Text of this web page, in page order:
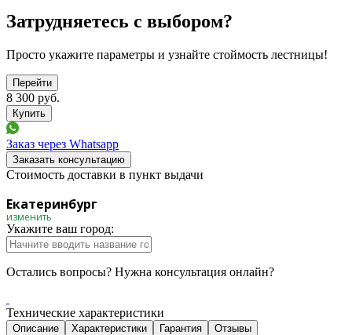
Затрудняетесь с выбором?
Просто укажите параметры и узнайте стоймость лестницы!
Перейти
8 300 руб.
Заказ через Whatsapp
Заказать консультацию
Стоимость доставки в пункт выдачи
Екатеринбург
изменить
Укажите ваш город:
Остались вопросы? Нужна консультация онлайн?
Технические характеристики
Описание Характеристики Гарантия Отзывы